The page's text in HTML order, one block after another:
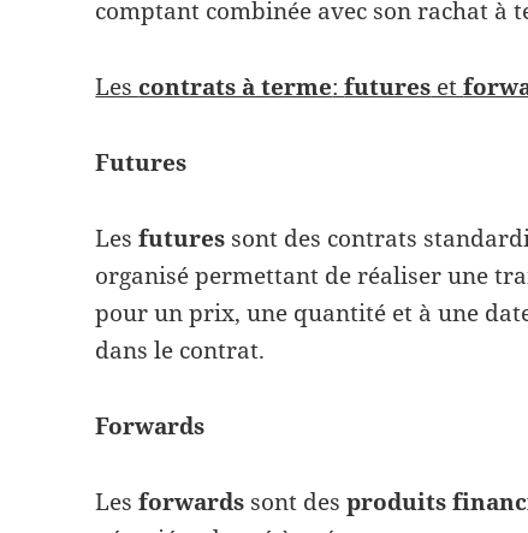
comptant combinée avec son rachat à
Les contrats à terme:futures et
Futures
Lesfutures sont des contrats
organisé permettant de réaliser une
pour un prix, une quantité et à une
dans le contrat.
Forwards
Lesforwards sont desproduits